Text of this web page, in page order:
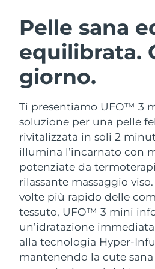
Pelle sana
equilibrata.
giorno.
Ti presentiamo UFO™ 3
soluzione per una pelle
rivitalizzata in soli 2
illumina l’incarnato con
potenziate da
rilassante massaggio viso.
volte più rapido delle
tessuto, UFO™ 3 mini
un’idratazione
alla tecnologia Hyper-
mantenendo la cute
Detersione viso
Anti-aging
LUNA™ 4
Massage, LED
LUNA™ 4
For men, anti-
Microcurrent
BEAR™ 2 go
Microcurrent
BEAR™ 2
Microcurrent line
Idratazione
UFO™ 3
Deep facial
UFO™ 3 LED
Near-infrared and
device
issa™ 4
Hybrid silicone
issa™ 4 plus
Smart hybrid
TRATTAMENTI ANTI-
Anti-age
Austria
Bahrein
Belgio
Bermuda
Bosnia ed
Erzegovina
Brunei
Bulgaria
Canada
Cile